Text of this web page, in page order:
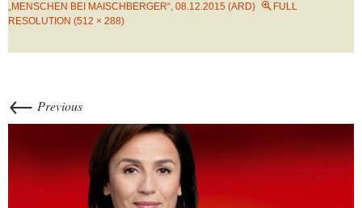
„MENSCHEN BEI MAISCHBERGER“, 08.12.2015 (ARD)
FULL
RESOLUTION (512 × 288)
← Previous